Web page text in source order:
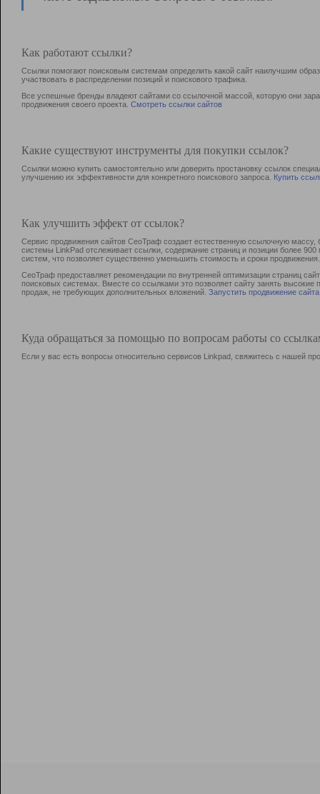
Как работают ссылки?
Ссылки помогают поисковым системам определить какой сайт наилучшим
участвовать в раcпределении позиций и поискового трафика.
Все успешные бренды владеют сайтами со ссылочной массой, которую они
продвижения своего проекта. Смотреть ссылки сайтов
Какие существуют инструменты для покупки ссылок?
Ссылки можно купить самостоятельно или доверить простановку ссылок
улучшению их эффективности для конкретного поискового запроса. Купить
Как улучшить эффект от ссылок?
Сервис продвижения сайтов СеоТраф создает естественную ссылочную
системы LinkPad отслеживает ссылки, содержание страниц и позиции более
систем, что позволяет существенно уменьшить стоимость и сроки продвижения.
СеоТраф предоставляет рекомендации по внутренней оптимизации страниц
поисковых системах. Вместе со ссылками это позволяет сайту занять
продаж, не требующих дополнительных вложений. Запустить продвижение сайта
Куда обращаться за помощью по вопросам работы со
Если у вас есть вопросы относительно сервисов Linkpad, свяжитесь с нашей